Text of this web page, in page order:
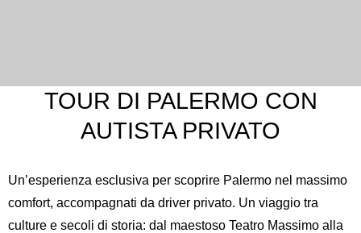
TOUR DI PALERMO CON
AUTISTA PRIVATO
Un’esperienza esclusiva per scoprire Palermo nel massimo
comfort, accompagnati da driver privato. Un viaggio tra
culture e secoli di storia: dal maestoso Teatro Massimo alla